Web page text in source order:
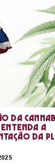
da
a
da